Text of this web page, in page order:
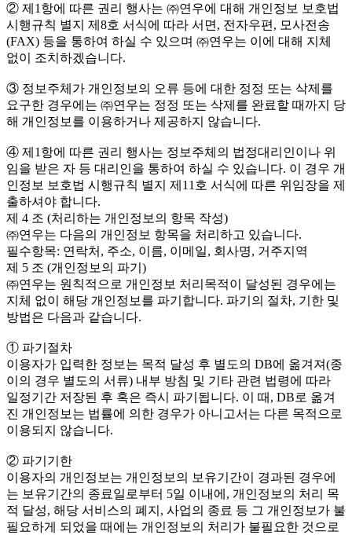
② 제1항에 따른 권리 행사는 ㈜연우에 대해 개인정보 보호법
시행규칙 별지 제8호 서식에 따라 서면, 전자우편, 모사전송
(FAX) 등을 통하여 하실 수 있으며 ㈜연우는 이에 대해 지체
없이 조치하겠습니다.
③ 정보주체가 개인정보의 오류 등에 대한 정정 또는 삭제를
요구한 경우에는 ㈜연우는 정정 또는 삭제를 완료할 때까지 당
해 개인정보를 이용하거나 제공하지 않습니다.
④ 제1항에 따른 권리 행사는 정보주체의 법정대리인이나 위
임을 받은 자 등 대리인을 통하여 하실 수 있습니다. 이 경우 개
인정보 보호법 시행규칙 별지 제11호 서식에 따른 위임장을 제
출하셔야 합니다.
제 4 조 (처리하는 개인정보의 항목 작성)
㈜연우는 다음의 개인정보 항목을 처리하고 있습니다.
필수항목: 연락처, 주소, 이름, 이메일, 회사명, 거주지역
제 5 조 (개인정보의 파기)
㈜연우는 원칙적으로 개인정보 처리목적이 달성된 경우에는
지체 없이 해당 개인정보를 파기합니다. 파기의 절차, 기한 및
방법은 다음과 같습니다.
① 파기절차
이용자가 입력한 정보는 목적 달성 후 별도의 DB에 옮겨져(종
이의 경우 별도의 서류) 내부 방침 및 기타 관련 법령에 따라
일정기간 저장된 후 혹은 즉시 파기됩니다. 이 때, DB로 옮겨
진 개인정보는 법률에 의한 경우가 아니고서는 다른 목적으로
이용되지 않습니다.
② 파기기한
이용자의 개인정보는 개인정보의 보유기간이 경과된 경우에
는 보유기간의 종료일로부터 5일 이내에, 개인정보의 처리 목
적 달성, 해당 서비스의 폐지, 사업의 종료 등 그 개인정보가 불
필요하게 되었을 때에는 개인정보의 처리가 불필요한 것으로